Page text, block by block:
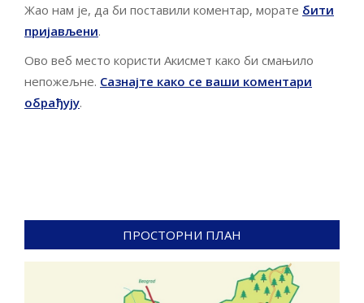
Жао нам је, да би поставили коментар, морате бити
пријављени.
Ово веб место користи Акисмет како би смањило
непожељне. Сазнајте како се ваши коментари
обрађују.
ПРОСТОРНИ ПЛАН